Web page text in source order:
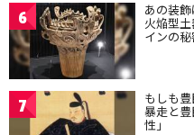
6 あの装
火焔型
インの
7 もしも
暴走と
性」